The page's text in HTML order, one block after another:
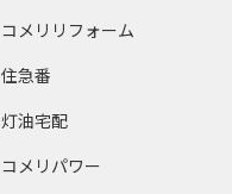
コメリリフォーム
住急番
灯油宅配
コメリパワー